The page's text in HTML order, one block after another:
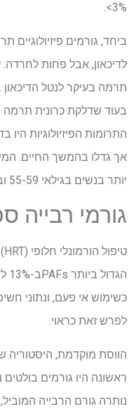
<3%.
ביחד, גורמים פיזיולוגיים תרמו בין 21% ל-
לדיכאון, אבל פחות
בעוד שדלקת כרונית תרמה
התרומות הפיזיולוגיות היו
אך גדלו בהמשך החיים.
יותר בנשים בגילאי 55-59 ובגברים בגילאי 60-64.
גורמי רבייה
טיפול הורמונלי חלופי (HRT
הגדול ביותר PAFs
כשימוש אי פעם, ונתוני
לפרש זאת כראוי.
הווסת מוקדמת, היסטוריה
ראשונה היו גורמים
נותרה גורם הרבייה